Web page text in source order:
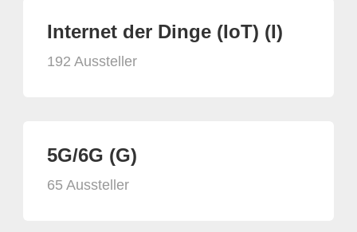
Internet der Dinge (IoT) (I)
192 Aussteller
5G/6G (G)
65 Aussteller